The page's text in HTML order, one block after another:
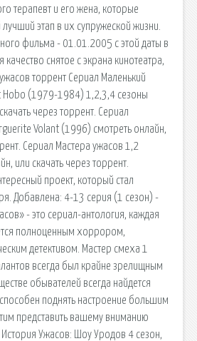
терапевт и его жена, которые
этап в их супружеской жизни.
фильма - 01.01.2005 с этой даты в
качество снятое с экрана кинотеатра,
торрент Сериал Маленький
Hobo (1979-1984) 1,2,3,4 сезоны
через торрент. Сериал
Volant (1996) смотреть онлайн,
Сериал Мастера ужасов 1,2
или скачать через торрент.
проект, который стал
Добавлена: 4-13 серия (1 сезон) -
- это сериал-антология, каждая
полноценным хоррором,
детективом. Мастер смеха 1
всегда был крайне зрелищным
обывателей всегда найдется
поднять настроение большим
представить вашему вниманию
Ужасов: Шоу Уродов 4 сезон,